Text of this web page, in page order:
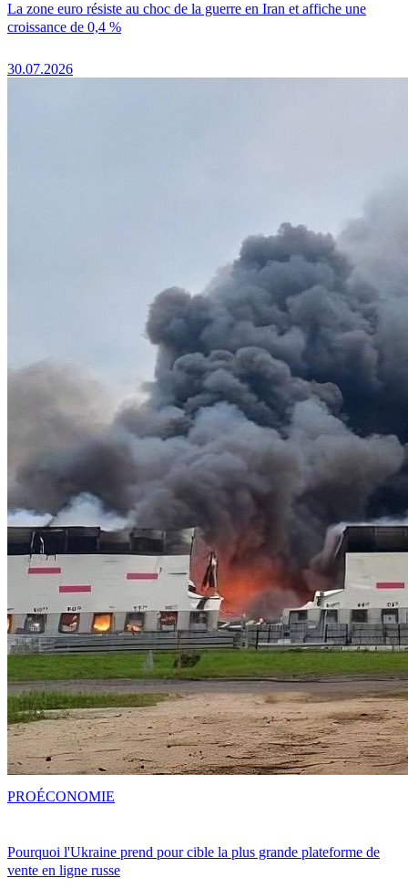
La zone euro résiste au choc de la guerre en Iran et affiche une
croissance de 0,4 %
30.07.2026
Pourquoi l'Ukraine prend pour cible la plus grande plateforme de
vente en ligne russe
PROÉCONOMIE